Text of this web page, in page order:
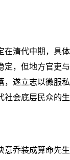
在清代中期，具
，但地方官吏
，遂立志以微服
会底层民众的
意乔装成算命先